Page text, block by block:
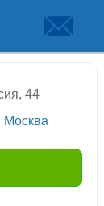
44
Москва